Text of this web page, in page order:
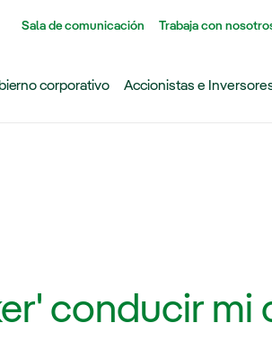
Sala de comunicación Trabaja con
corporativo Accionistas e
conducir mi